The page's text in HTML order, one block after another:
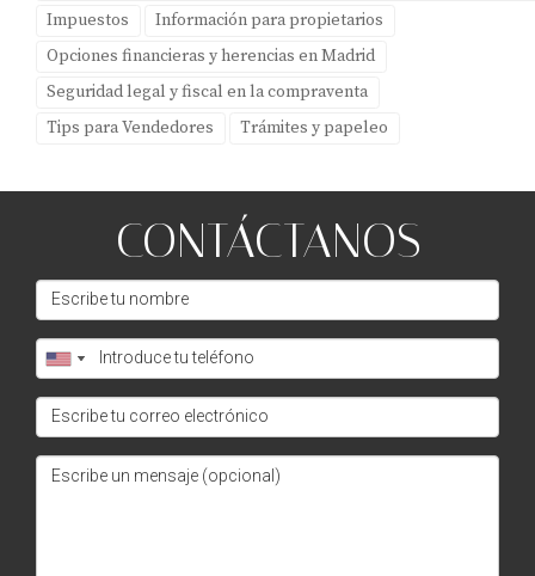
Amparo Lillo. ¡Estamos aquí para ayudarte!
Impuestos
Información para propietarios
Opciones financieras y herencias en Madrid
Seguridad legal y fiscal en la compraventa
Tips para Vendedores
Trámites y papeleo
CONTÁCTANOS